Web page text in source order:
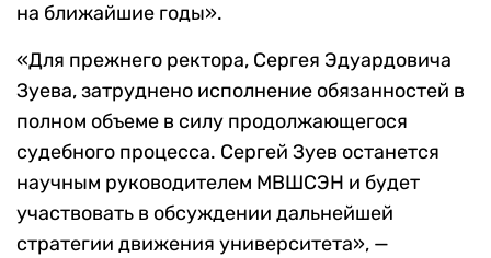
на ближайшие годы».
«Для прежнего ректора, Сергея Эдуардовича
Зуева, затруднено исполнение обязанностей в
полном объеме в силу продолжающегося
судебного процесса. Сергей Зуев останется
научным руководителем МВШСЭН и будет
участвовать в обсуждении дальнейшей
стратегии движения университета», —